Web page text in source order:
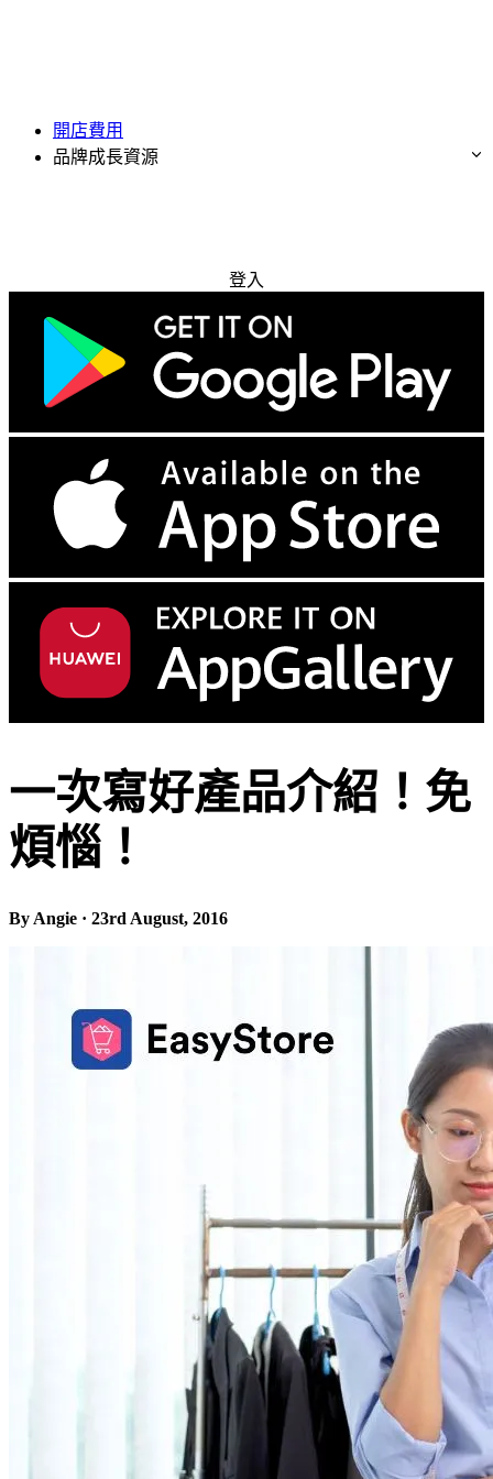
開店費用
品牌成長資源
登入
一次寫好產品介紹！免
煩惱！
By Angie · 23rd August, 2016